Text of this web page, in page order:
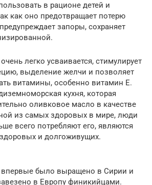
в рационе детей и
как оно предотвращает потерю
запоры, сохраняет
легко усваивается, стимулирует
выделение желчи и позволяет
витамины, особенно витамин Е.
кухня, которая
оливковое масло в качестве
из самых здоровых в мире, люди
всего потребляют его, являются
и долгоживущих.
было выращено в Сирии и
в Европу финикийцами.